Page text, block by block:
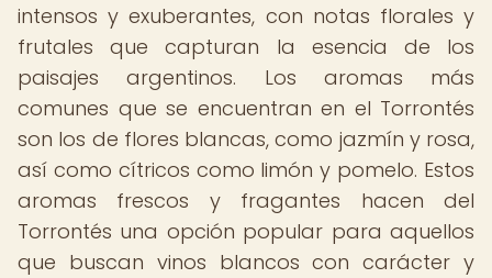
intensos y exuberantes, con notas florales y
frutales que capturan la esencia de los
paisajes argentinos. Los aromas más
comunes que se encuentran en el Torrontés
son los de flores blancas, como jazmín y rosa,
así como cítricos como limón y pomelo. Estos
aromas frescos y fragantes hacen del
Torrontés una opción popular para aquellos
que buscan vinos blancos con carácter y